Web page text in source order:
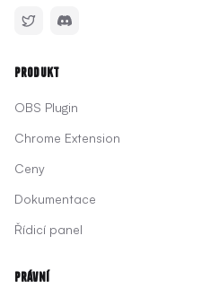
Produkt
OBS Plugin
Chrome Extension
Ceny
Dokumentace
Řídicí panel
Právní